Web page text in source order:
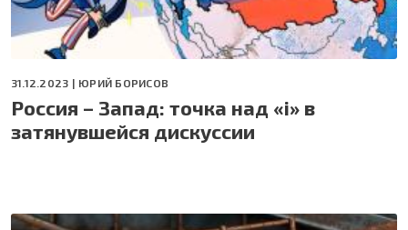
31.12.2023 | ЮРИЙ БОРИСОВ
Россия – Запад: точка над «i» в
затянувшейся дискуссии